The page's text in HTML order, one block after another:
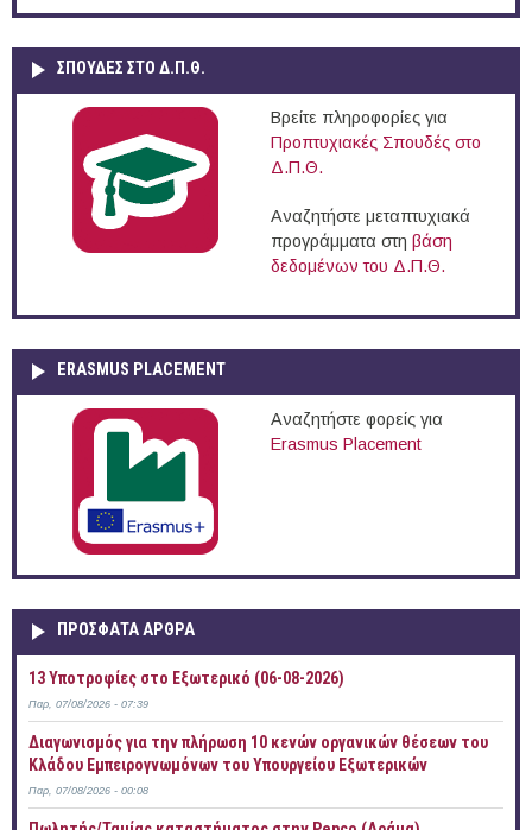
ΣΠΟΥΔΈΣ ΣΤΟ Δ.Π.Θ.
Βρείτε πληροφορίες για
Προπτυχιακές Σπουδές στο
Δ.Π.Θ.
Αναζητήστε μεταπτυχιακά
προγράμματα στη βάση
δεδομένων του Δ.Π.Θ.
ERASMUS PLACEMENT
Αναζητήστε φορείς για
Erasmus Placement
ΠΡOΣΦΑΤΑ AΡΘΡΑ
13 Υποτροφίες στο Εξωτερικό (06-08-2026)
Παρ, 07/08/2026 - 07:39
Διαγωνισμός για την πλήρωση 10 κενών οργανικών θέσεων του
Κλάδου Εμπειρογνωμόνων του Υπουργείου Εξωτερικών
Παρ, 07/08/2026 - 00:08